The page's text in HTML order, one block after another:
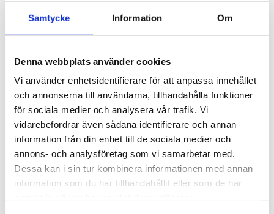
Samtycke Information Om
Denna webbplats använder cookies
Vi använder enhetsidentifierare för att anpassa innehållet
och annonserna till användarna, tillhandahålla funktioner
för sociala medier och analysera vår trafik. Vi
vidarebefordrar även sådana identifierare och annan
information från din enhet till de sociala medier och
annons- och analysföretag som vi samarbetar med.
Dessa kan i sin tur kombinera informationen med annan
information som du har tillhandahållit eller som de har
är tillverkad i vinkel 40+40, för att...
Ellery Beach House
Bad och gästbrygga. Kund önskade en gästbrygga samt en
badbrygga för den närliggande bastun. Vi...
Läs mer